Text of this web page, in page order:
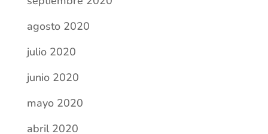
agosto 2020
julio 2020
junio 2020
mayo 2020
abril 2020